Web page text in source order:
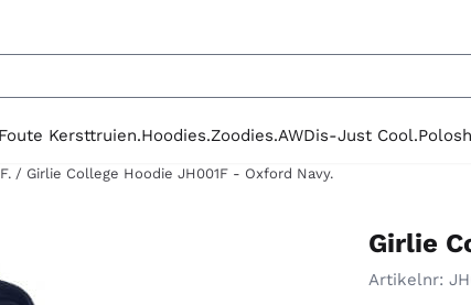
Foute Kersttruien.Hoodies.Zoodies.AWDis-Just Cool.
/ Girlie College Hoodie JH001F - Oxford Navy.
Girlie
Artikelnr: